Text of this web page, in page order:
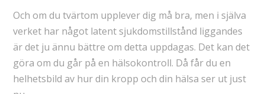
Och om du tvärtom upplever dig må bra, men i själva
verket har något latent sjukdomstillstånd liggandes
är det ju ännu bättre om detta uppdagas. Det kan det
göra om du går på en hälsokontroll. Då får du en
helhetsbild av hur din kropp och din hälsa ser ut just